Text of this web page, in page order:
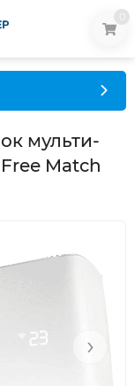
мульти-
Match
›